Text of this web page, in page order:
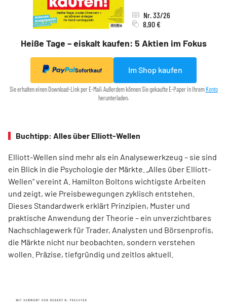
Heiße Tage – eiskalt kaufen: 5 Aktien im Fokus
Nr. 33/26
8,90 €
Sofortkauf Im Shop kaufen
Sie erhalten einen Download-Link per E-Mail. Außerdem können Sie gekaufte E-Paper in IhremKonto
herunterladen.
Buchtipp: Alles über Elliott-Wellen
Elliott-Wellen sind mehr als ein Analysewerkzeug – sie sind
ein Blick in die Psychologie der Märkte. „Alles über Elliott-
Wellen“ vereint A. Hamilton Boltons wichtigste Arbeiten
und zeigt, wie Preisbewegungen zyklisch entstehen.
Dieses Standardwerk erklärt Prinzipien, Muster und
praktische Anwendung der Theorie – ein unverzichtbares
Nachschlagewerk für Trader, Analysten und Börsenprofis,
die Märkte nicht nur beobachten, sondern verstehen
wollen. Präzise, tiefgründig und zeitlos aktuell.